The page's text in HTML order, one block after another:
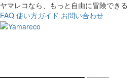
ヤマレコなら、もっと自由に冒険できる
FAQ 使い方ガイド お問い合わせ